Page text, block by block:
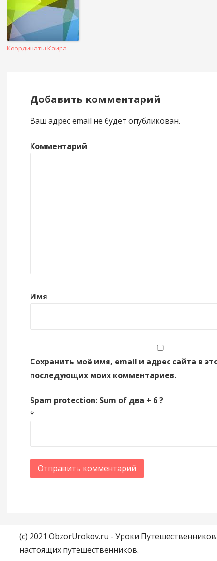
Координаты Каира
Добавить комментарий
Ваш адрес email не будет опубликован.
Комментарий
Имя
Сохранить моё имя, email и адрес сайта в
последующих моих комментариев.
Spam protection: Sum of два + 6 ?
*
(c) 2021 ObzorUrokov.ru - Уроки
настоящих путешественников.